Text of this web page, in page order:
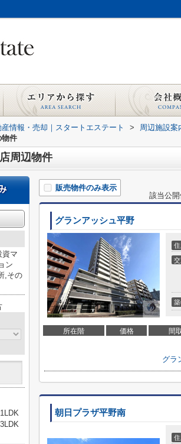
情報・売却｜スタートエステート > 周辺施設案
物件
周辺物件
販売物件のみ表示
該当公
グランアッシュ平野
所在階 価格 間
グラ
朝日プラザ平野南
資マ
ン
,その